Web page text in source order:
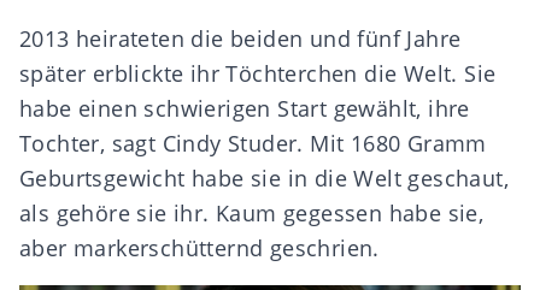
2013 heirateten die beiden und fünf Jahre
später erblickte ihr Töchterchen die Welt. Sie
habe einen schwierigen Start gewählt, ihre
Tochter, sagt Cindy Studer. Mit 1680 Gramm
Geburtsgewicht habe sie in die Welt geschaut,
als gehöre sie ihr. Kaum gegessen habe sie,
aber markerschütternd geschrien.